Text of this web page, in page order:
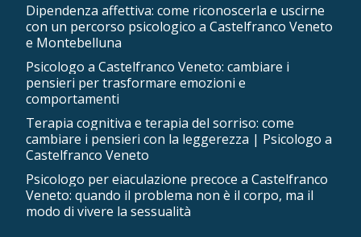
Dipendenza affettiva: come riconoscerla e uscirne
con un percorso psicologico a Castelfranco Veneto
e Montebelluna
Psicologo a Castelfranco Veneto: cambiare i
pensieri per trasformare emozioni e
comportamenti
Terapia cognitiva e terapia del sorriso: come
cambiare i pensieri con la leggerezza | Psicologo a
Castelfranco Veneto
Psicologo per eiaculazione precoce a Castelfranco
Veneto: quando il problema non è il corpo, ma il
modo di vivere la sessualità